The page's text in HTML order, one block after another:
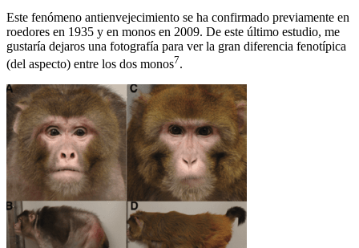
Este fenómeno antienvejecimiento se ha confirmado previamente en
roedores en 1935 y en monos en 2009. De este último estudio, me
gustaría dejaros una fotografía para ver la gran diferencia fenotípica
(del aspecto) entre los dos monos7.